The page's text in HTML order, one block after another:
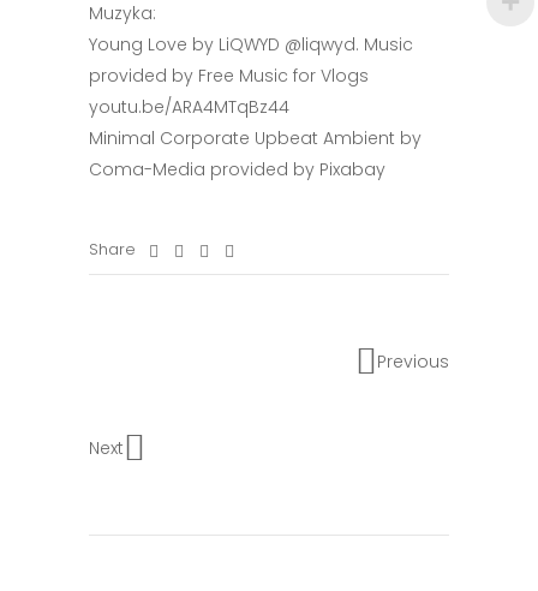
Muzyka:
Young Love by LiQWYD @liqwyd. Music
provided by Free Music for Vlogs
youtu.be/ARA4MTqBz44
Minimal Corporate Upbeat Ambient by
Coma-Media provided by Pixabay
Share
Previous
Next